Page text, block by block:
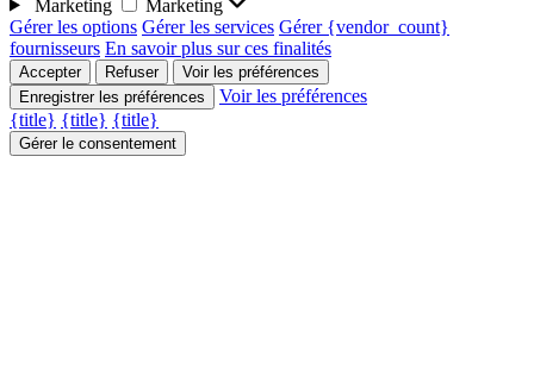
Marketing
Marketing
Gérer les options Gérer les services Gérer {vendor_count}
fournisseurs En savoir plus sur ces finalités
Accepter Refuser
Voir les préférences
Enregistrer les préférences
Voir les préférences
{title} {title} {title}
Gérer le consentement